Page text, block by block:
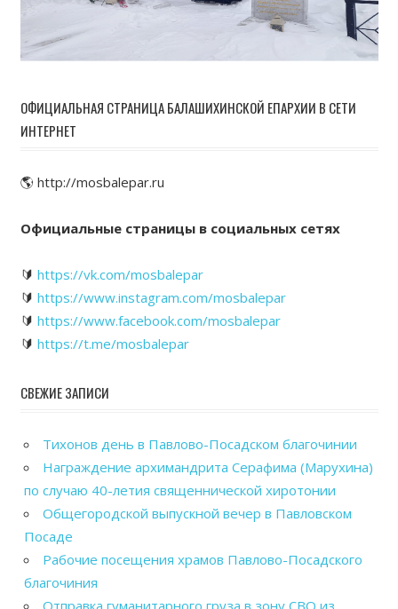
ОФИЦИАЛЬНАЯ СТРАНИЦА БАЛАШИХИНСКОЙ ЕПАРХИИ В СЕТИ
ИНТЕРНЕТ
🌎 http://mosbalepar.ru
Официальные страницы в социальных сетях
🔰 https://vk.com/mosbalepar
🔰 https://www.instagram.com/mosbalepar
🔰 https://www.facebook.com/mosbalepar
🔰 https://t.me/mosbalepar
СВЕЖИЕ ЗАПИСИ
Тихонов день в Павлово-Посадском благочинии
Награждение архимандрита Серафима (Марухина)
по случаю 40-летия священнической хиротонии
Общегородской выпускной вечер в Павловском
Посаде
Рабочие посещения храмов Павлово-Посадского
благочиния